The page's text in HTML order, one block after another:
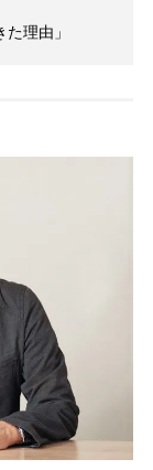
理由」